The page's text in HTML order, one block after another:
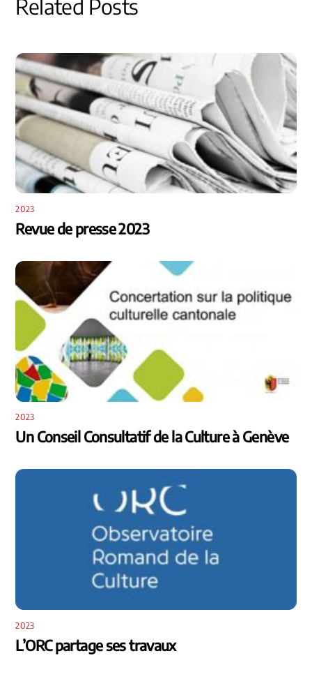
Related Posts
2023
Revue de presse 2023
2023
Un Conseil Consultatif de la Culture à Genève
2023
L’ORC partage ses travaux